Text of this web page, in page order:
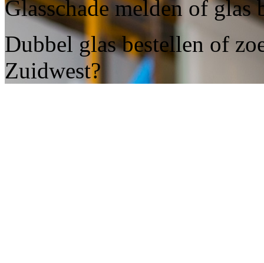
Glasschade melden of
Dubbel glas bestellen of
Zuidwest?